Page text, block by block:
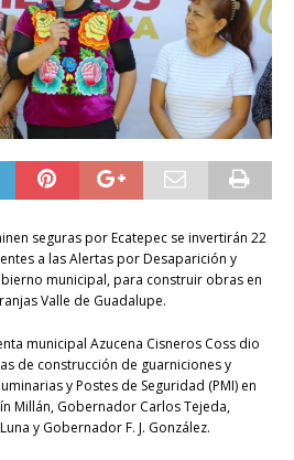
seguras por Ecatepec se invertirán 22
a las Alertas por Desaparición y
municipal, para construir obras en
Valle de Guadalupe.
municipal Azucena Cisneros Coss dio
de construcción de guarniciones y
y Postes de Seguridad (PMI) en
Millán, Gobernador Carlos Tejeda,
y Gobernador F. J. González.